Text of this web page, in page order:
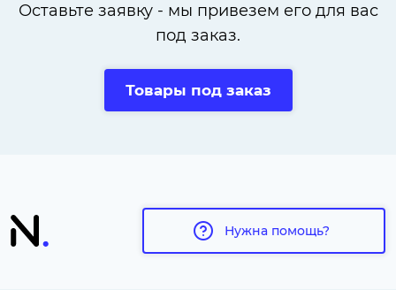
Оставьте заявку - мы привезем его для вас
под заказ.
Товары под заказ
Нужна помощь?